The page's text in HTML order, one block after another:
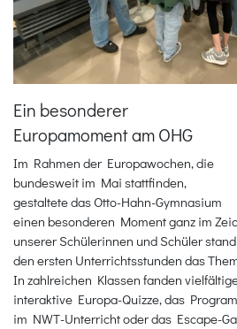
Ein besonderer
Europamoment am OHG
Im Rahmen der Europawochen, die
bundesweit im Mai stattfinden,
gestaltete das Otto-Hahn-Gymnasium
einen besonderen Moment ganz im
unserer Schülerinnen und Schüler
den ersten Unterrichtsstunden das
In zahlreichen Klassen fanden
interaktive Europa-Quizze, das
im NWT-Unterricht oder das Escape-